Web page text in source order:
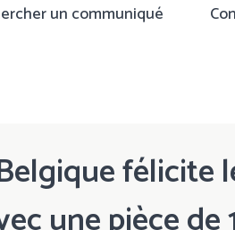
un communiqué
félicite